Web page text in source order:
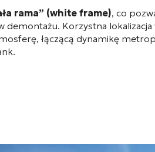
rama” (white frame), co
Korzystna
łączącą dynamikę
.